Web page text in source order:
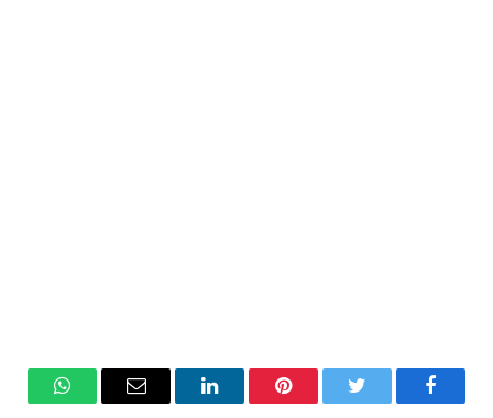
فيسبوك تويتر بينتيريستلينكدإن
البريد
واتساب